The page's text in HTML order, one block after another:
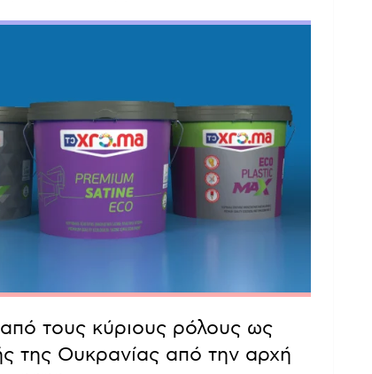
τους κύριους ρόλους ως
της Ουκρανίας από την αρχή